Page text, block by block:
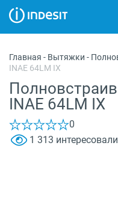
Морозильные камеры
Стиральные и
Посудомоечные машины
Плиты
Главная - Вытяжки -
INAE 64LM IX
INAE 64LM IX
0
1 313